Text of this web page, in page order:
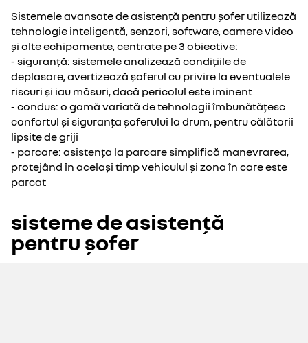
Sistemele avansate de asistență pentru șofer utilizează
tehnologie inteligentă, senzori, software, camere video
și alte echipamente, centrate pe 3 obiective:
- siguranță: sistemele analizează condițiile de
deplasare, avertizează șoferul cu privire la eventualele
riscuri și iau măsuri, dacă pericolul este iminent
- condus: o gamă variată de tehnologii îmbunătățesc
confortul și siguranța șoferului la drum, pentru călătorii
lipsite de griji
- parcare: asistența la parcare simplifică manevrarea,
protejând în același timp vehiculul și zona în care este
parcat
sisteme de asistență
pentru șofer